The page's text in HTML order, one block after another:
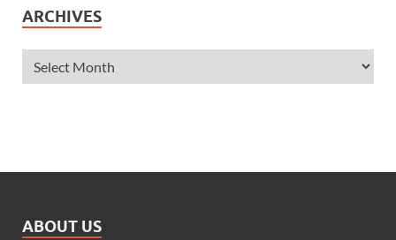
ARCHIVES
ABOUT US